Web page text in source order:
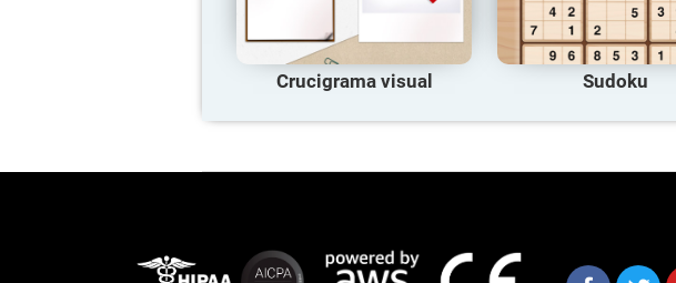
Crucigrama visual Sudoku